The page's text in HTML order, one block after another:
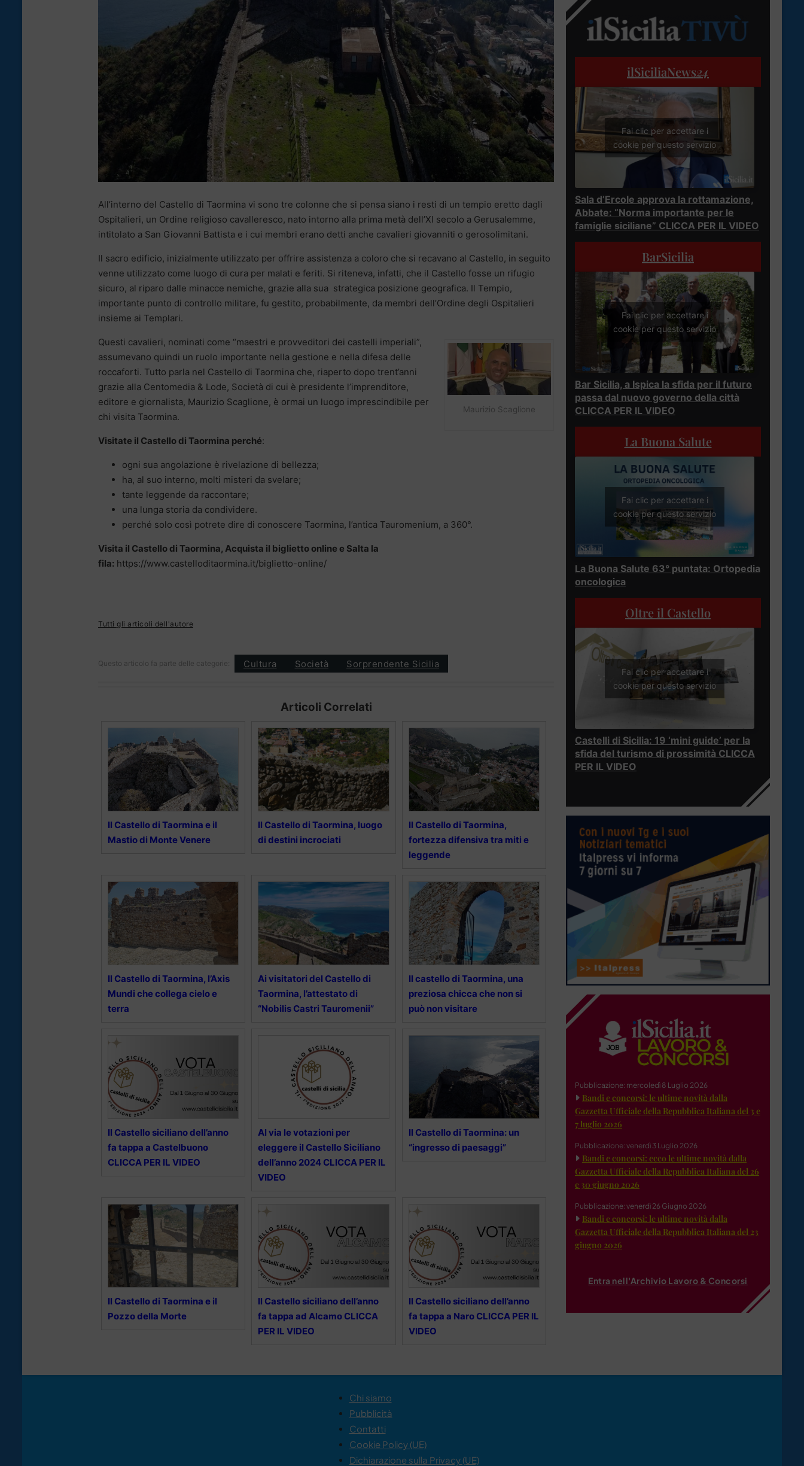
All’interno del Castello di Taormina vi sono tre colonne che si pensa siano i resti di un tempio eretto dagli
Ospitalieri, un Ordine religioso cavalleresco, nato intorno alla prima metà dell’XI secolo a Gerusalemme,
intitolato a San Giovanni Battista e i cui membri erano detti anche cavalieri giovanniti o gerosolimitani.
Il sacro edificio, inizialmente utilizzato per offrire assistenza a coloro che si recavano al Castello, in seguito
venne utilizzato come luogo di cura per malati e feriti. Si riteneva, infatti, che il Castello fosse un rifugio
sicuro, al riparo dalle minacce nemiche, grazie alla sua strategica posizione geografica. Il Tempio,
importante punto di controllo militare, fu gestito, probabilmente, da membri dell’Ordine degli Ospitalieri
insieme ai Templari.
Maurizio Scaglione
Questi cavalieri, nominati come “maestri e provveditori dei castelli imperiali”,
assumevano quindi un ruolo importante nella gestione e nella difesa delle
roccaforti. Tutto parla nel Castello di Taormina che, riaperto dopo trent’anni
grazie alla Centomedia & Lode, Società di cui è presidente l’imprenditore,
editore e giornalista, Maurizio Scaglione, è ormai un luogo imprescindibile per
chi visita Taormina.
Visitate il Castello di Taormina perché:
ogni sua angolazione è rivelazione di bellezza;
ha, al suo interno, molti misteri da svelare;
tante leggende da raccontare;
una lunga storia da condividere.
perché solo così potrete dire di conoscere Taormina, l’antica Tauromenium, a 360°.
Visita il Castello di Taormina, Acquista il biglietto online e Salta la
fila: https://www.castelloditaormina.it/biglietto-online/
Tutti gli articoli dell'autore
Questo articolo fa parte delle categorie: Cultura Società Sorprendente Sicilia
Articoli Correlati
Il Castello di Taormina e il
Mastio di Monte Venere
Il Castello di Taormina, luogo
di destini incrociati
Il Castello di Taormina,
fortezza difensiva tra miti e
leggende
Il Castello di Taormina, l’Axis
Mundi che collega cielo e
terra
Ai visitatori del Castello di
Taormina, l’attestato di
“Nobilis Castri Tauromenii”
Il castello di Taormina, una
preziosa chicca che non si
può non visitare
Il Castello siciliano dell’anno
fa tappa a Castelbuono
CLICCA PER IL VIDEO
Al via le votazioni per
eleggere il Castello Siciliano
dell’anno 2024 CLICCA PER IL
VIDEO
Il Castello di Taormina: un
“ingresso di paesaggi”
Il Castello di Taormina e il
Pozzo della Morte
Il Castello siciliano dell’anno
fa tappa ad Alcamo CLICCA
PER IL VIDEO
Il Castello siciliano dell’anno
fa tappa a Naro CLICCA PER IL
VIDEO
ilSiciliaNews24
Fai clic per accettare i
cookie per questo servizio
Sala d’Ercole approva la rottamazione,
Abbate: “Norma importante per le
famiglie siciliane” CLICCA PER IL VIDEO
BarSicilia
Fai clic per accettare i
cookie per questo servizio
Bar Sicilia, a Ispica la sfida per il futuro
passa dal nuovo governo della città
CLICCA PER IL VIDEO
La Buona Salute
Fai clic per accettare i
cookie per questo servizio
La Buona Salute 63° puntata: Ortopedia
oncologica
Oltre il Castello
Fai clic per accettare i
cookie per questo servizio
Castelli di Sicilia: 19 ‘mini guide’ per la
sfida del turismo di prossimità CLICCA
PER IL VIDEO
Pubblicazione: mercoledì 8 Luglio 2026
Bandi e concorsi: le ultime novità dalla
Gazzetta Ufficiale della Repubblica Italiana del 3 e
7 luglio 2026
Pubblicazione: venerdì 3 Luglio 2026
Bandi e concorsi: ecco le ultime novità dalla
Gazzetta Ufficiale della Repubblica Italiana del 26
e 30 giugno 2026
Pubblicazione: venerdì 26 Giugno 2026
Bandi e concorsi: le ultime novità dalla
Gazzetta Ufficiale della Repubblica Italiana del 23
giugno 2026
Entra nell'Archivio Lavoro & Concorsi
Chi siamo
Pubblicità
Contatti
Cookie Policy (UE)
Dichiarazione sulla Privacy (UE)